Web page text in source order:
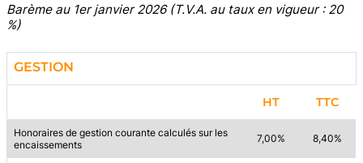
Barème au 1er janvier 2026 (T.V.A. au taux en vigueur : 20
%)
GESTION
HT TTC
Honoraires de gestion courante calculés sur les
encaissements
7,00% 8,40%